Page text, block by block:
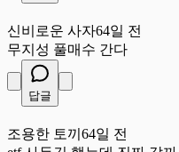
신비로운 사자64일 전
무지성 풀매수 간다
답글
조용한 토끼 64일 전